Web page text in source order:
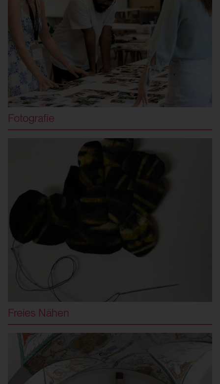
Fotografie
Freies Nähen